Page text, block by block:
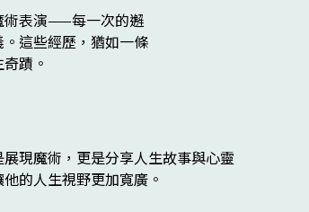
現魔術，更是分享人生故事與心靈
的人生視野更加寬廣。